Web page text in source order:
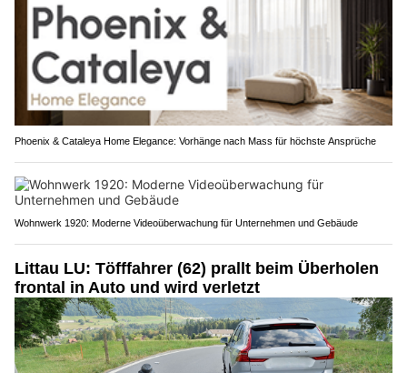
Phoenix & Cataleya Home Elegance: Vorhänge nach Mass für höchste Ansprüche
Wohnwerk 1920: Moderne Videoüberwachung für Unternehmen und Gebäude
Littau LU: Töfffahrer (62) prallt beim Überholen
frontal in Auto und wird verletzt